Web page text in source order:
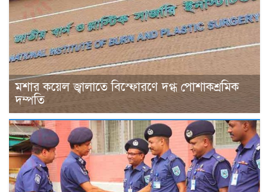
মশার কয়েল জ্বালাতে বিস্ফোরণে দগ্ধ পোশাকশ্রমিক
দম্পতি